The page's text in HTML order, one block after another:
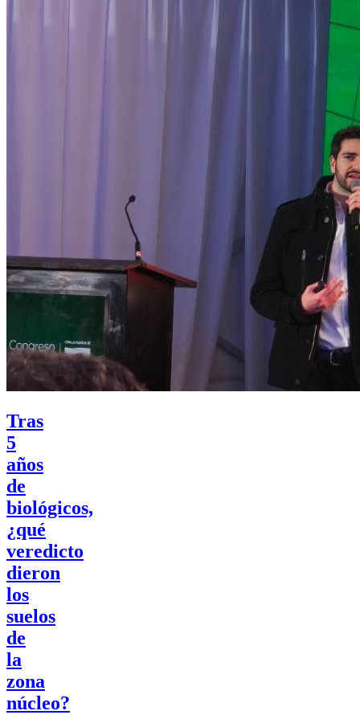
Tras
5
años
de
biológicos,
¿qué
veredicto
dieron
los
suelos
de
la
zona
núcleo?